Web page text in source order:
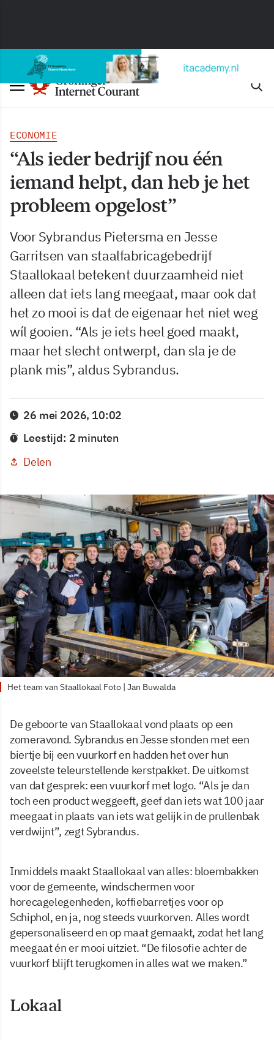
ECONOMIE
“Als ieder bedrijf nou één
iemand helpt, dan heb je het
probleem opgelost”
Voor Sybrandus Pietersma en Jesse
Garritsen van staalfabricagebedrijf
Staallokaal betekent duurzaamheid niet
alleen dat iets lang meegaat, maar ook dat
het zo mooi is dat de eigenaar het niet weg
wíl gooien. “Als je iets heel goed maakt,
maar het slecht ontwerpt, dan sla je de
plank mis”, aldus Sybrandus.
26 mei 2026, 10:02
Leestijd: 2 minuten
Delen
Het team van Staallokaal Foto | Jan Buwalda
De geboorte van Staallokaal vond plaats op een
zomeravond. Sybrandus en Jesse stonden met een
biertje bij een vuurkorf en hadden het over hun
zoveelste teleurstellende kerstpakket. De uitkomst
van dat gesprek: een vuurkorf met logo. “Als je dan
toch een product weggeeft, geef dan iets wat 100 jaar
meegaat in plaats van iets wat gelijk in de prullenbak
verdwijnt”, zegt Sybrandus.
Inmiddels maakt Staallokaal van alles: bloembakken
voor de gemeente, windschermen voor
horecagelegenheden, koffiebarretjes voor op
Schiphol, en ja, nog steeds vuurkorven. Alles wordt
gepersonaliseerd en op maat gemaakt, zodat het lang
meegaat én er mooi uitziet. “De filosofie achter de
vuurkorf blijft terugkomen in alles wat we maken.”
Lokaal